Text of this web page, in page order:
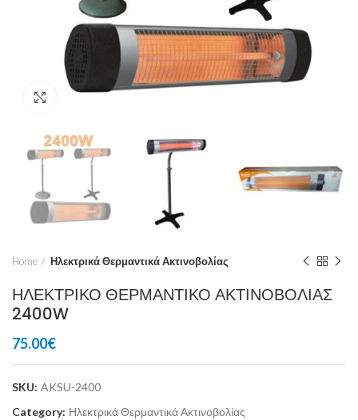
Home Ηλεκτρικά Θερμαντικά Ακτινοβολίας
ΗΛΕΚΤΡΙΚΟ ΘΕΡΜΑΝΤΙΚΟ ΑΚΤΙΝΟΒΟΛΙΑΣ
2400W
75.00€
SKU: AKSU-2400
Category: Ηλεκτρικά Θερμαντικά Ακτινοβολίας